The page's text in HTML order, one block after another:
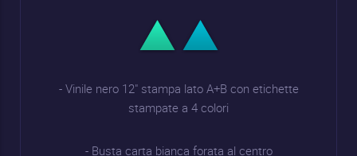
- Vinile nero 12" stampa lato A+B con etichette
stampate a 4 colori
- Busta carta bianca forata al centro